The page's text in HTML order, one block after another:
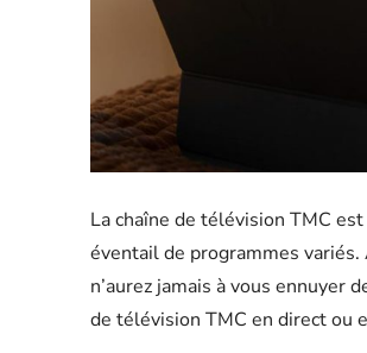
La chaîne de télévision TMC
éventail de programmes
n’aurez jamais à vous ennuyer
de télévision TMC en direct ou